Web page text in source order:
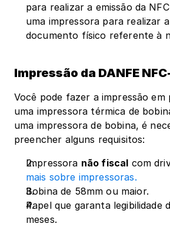
para realizar a emissão da
uma impressora para realizar
documento físico referente à
Impressão da DANFE
Você pode fazer a impressão em
uma impressora térmica de
uma impressora de bobina, é
preencher alguns requisitos:
Impressora não fiscal com
mais sobre impressoras.
Bobina de 58mm ou maior.
Papel que garanta legibilidade
meses.